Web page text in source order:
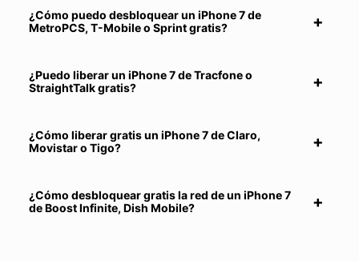
¿Cómo puedo desbloquear un iPhone 7 de
MetroPCS, T-Mobile o Sprint gratis?
¿Puedo liberar un iPhone 7 de Tracfone o
StraightTalk gratis?
¿Cómo liberar gratis un iPhone 7 de Claro,
Movistar o Tigo?
¿Cómo desbloquear gratis la red de un iPhone 7
de Boost Infinite, Dish Mobile?